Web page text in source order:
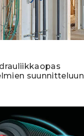
suunnitteluun